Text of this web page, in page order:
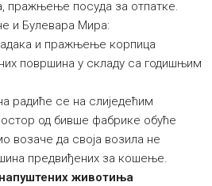
пражњење посуда за отпатке.
и Булевара Мира:
и пражњење корпица
површина у складу са годишњим
радиће се на слиједећим
од бивше фабрике обуће
да своја возила не
предвиђених за кошење.
животиња